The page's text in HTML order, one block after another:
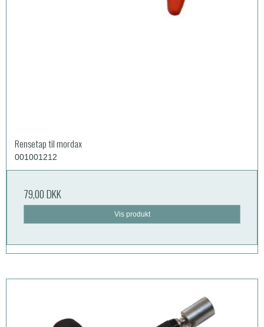
Rensetap til mordax
001001212
79,00 DKK
Vis produkt